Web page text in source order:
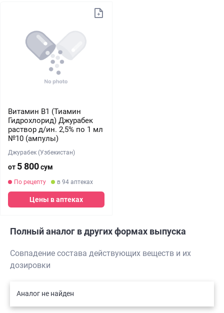
Витамин В1 (Тиамин
Гидрохлорид) Джурабек
раствор д/ин. 2,5% по 1 мл
№10 (ампулы)
Джурабек (Узбекистан)
от 5 800сум
По рецепту в 94 аптеках
Цены в аптеках
Полный аналог в других формах выпуска
Совпадение состава действующих веществ и их
дозировки
Аналог не найден